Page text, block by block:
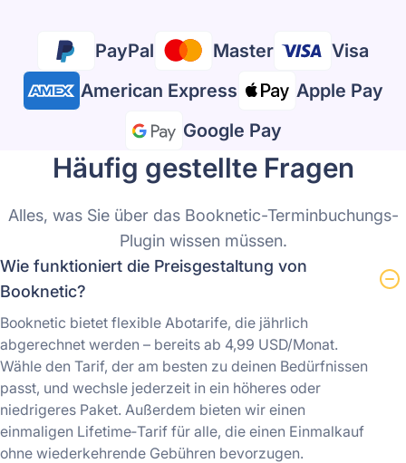
PayPal Master
Visa
American Express
Apple Pay
Google Pay
Häufig gestellte Fragen
Alles, was Sie über das Booknetic-Terminbuchungs-
Plugin wissen müssen.
Wie funktioniert die Preisgestaltung von
Booknetic?
Booknetic bietet flexible Abotarife, die jährlich
abgerechnet werden – bereits ab 4,99 USD/Monat.
Wähle den Tarif, der am besten zu deinen Bedürfnissen
passt, und wechsle jederzeit in ein höheres oder
niedrigeres Paket. Außerdem bieten wir einen
einmaligen Lifetime‑Tarif für alle, die einen Einmalkauf
ohne wiederkehrende Gebühren bevorzugen.